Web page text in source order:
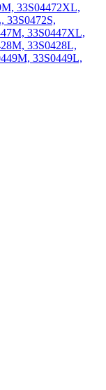
33S04472XL,
33S0472S,
33S0447XL,
33S0428L,
33S0449L,